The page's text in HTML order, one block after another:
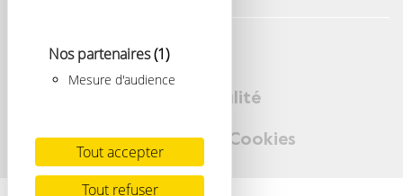
Nos partenaires(1)
Mesure d'audience
Tout accepter
Tout refuser
Mentions légales
Politique de confidentialité
Gestion des cookies
Cookies